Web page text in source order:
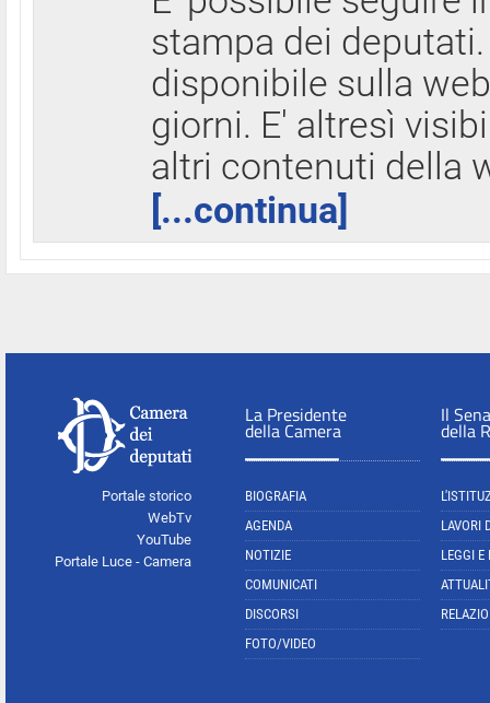
stampa dei
disponibile sulla
giorni. E' altresì
altri contenuti della
[...continua]
Portale storico
WebTv
YouTube
Portale Luce - Camera
La Presidente
della Camera
BIOGRAFIA
AGENDA
NOTIZIE
COMUNICATI
DISCORSI
FOTO/VIDEO
Il
della
LAVORI
LEGGI E